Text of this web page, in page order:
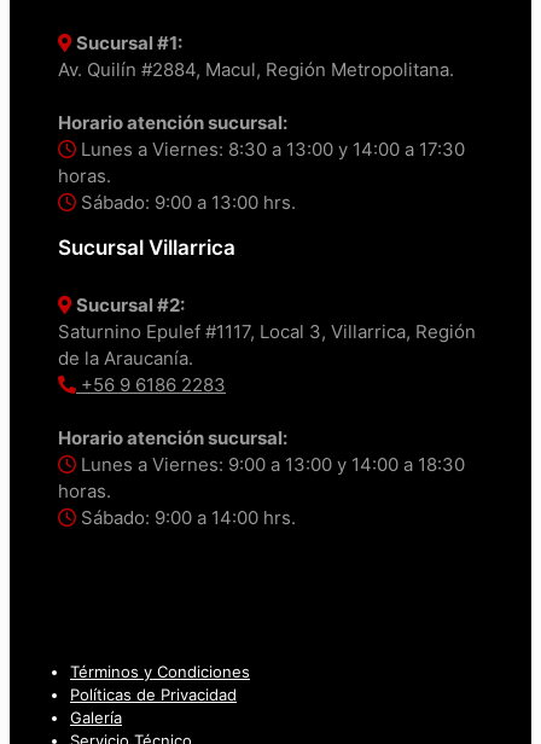
Sucursal #1:
Av. Quilín #2884, Macul, Región Metropolitana.
Horario atención sucursal:
Lunes a Viernes: 8:30 a 13:00 y 14:00 a 17:30
horas.
Sábado: 9:00 a 13:00 hrs.
Sucursal Villarrica
Sucursal #2:
Saturnino Epulef #1117, Local 3, Villarrica, Región
de la Araucanía.
+56 9 6186 2283
Horario atención sucursal:
Lunes a Viernes: 9:00 a 13:00 y 14:00 a 18:30
horas.
Sábado: 9:00 a 14:00 hrs.
Términos y Condiciones
Políticas de Privacidad
Galería